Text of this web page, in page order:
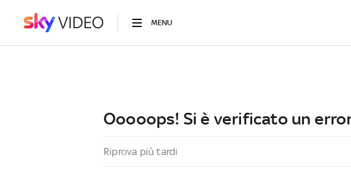
MENU
Ooooops! Si è verificato un
Riprova più tardi